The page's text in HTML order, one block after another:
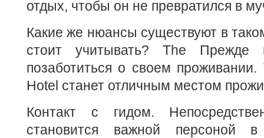
отдых, чтобы он не превратился в
Какие же нюансы существуют в
стоит учитывать? The
позаботиться о своем
Hotel станет отличным местом
Контакт с гидом.
становится важной персоной в